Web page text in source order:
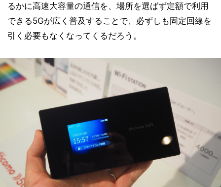
るかに高速大容量の通信を、場所を選ばず定額で利用
できる5Gが広く普及することで、必ずしも固定回線を
引く必要もなくなってくるだろう。